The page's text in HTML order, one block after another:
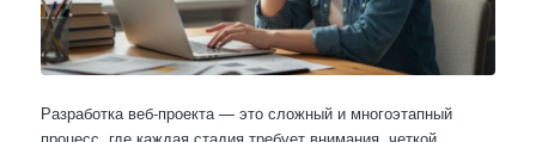
Разработка веб-проекта — это сложный и многоэтапный